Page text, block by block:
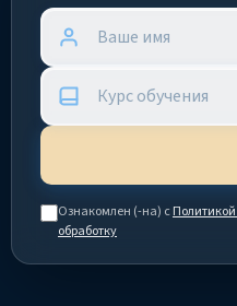
Ознакомлен (-на) с
обработку